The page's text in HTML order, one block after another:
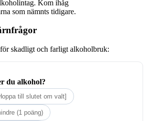
Kom ihåg
som nämnts tidigare.
skadligt och farligt alkoholbruk:
du alkohol?
till slutet om valt]
(1 poäng)